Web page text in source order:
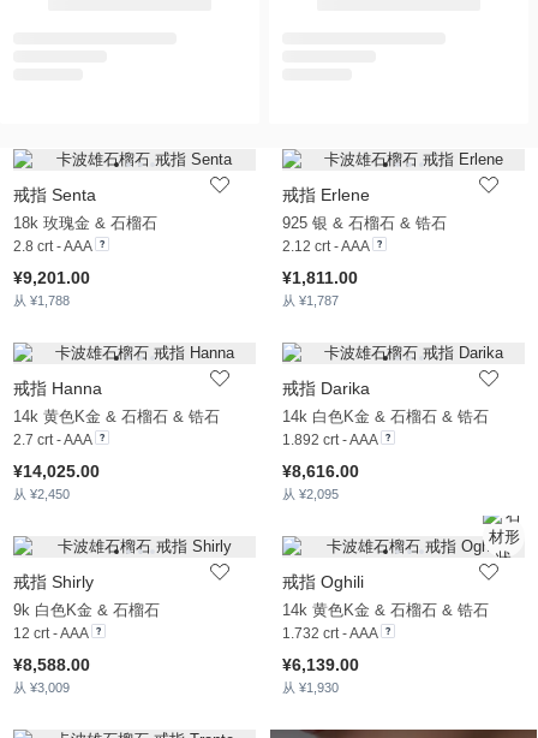
戒指 Senta
18k 玫瑰金 & 石榴石
2.8 crt - AAA
¥9,201.00
从 ¥1,788
戒指 Erlene
925 银 & 石榴石 & 锆石
2.12 crt - AAA
¥1,811.00
从 ¥1,787
戒指 Hanna
14k 黄色K金 & 石榴石 & 锆石
2.7 crt - AAA
¥14,025.00
从 ¥2,450
戒指 Darika
14k 白色K金 & 石榴石 & 锆石
1.892 crt - AAA
¥8,616.00
从 ¥2,095
戒指 Shirly
9k 白色K金 & 石榴石
12 crt - AAA
¥8,588.00
从 ¥3,009
戒指 Oghili
14k 黄色K金 & 石榴石 & 锆石
1.732 crt - AAA
¥6,139.00
从 ¥1,930